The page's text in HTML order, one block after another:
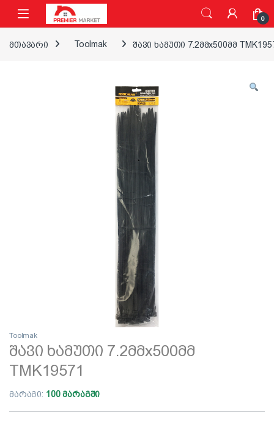
ნავიგაციაზე გადასვლა
შინაარსზე გადასვლა
0
მთავარი Toolmak შავი ხამუთი 7.2მმx500მმ
Toolmak
შავი ხამუთი 7.2მმx500მმ
TMK19571
მარაგი: 100 მარაგში